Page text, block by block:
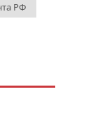
РФ